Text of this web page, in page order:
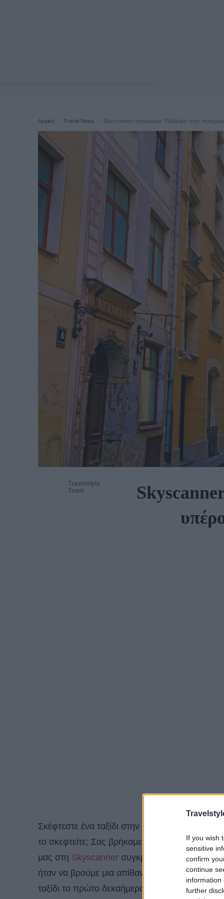
If you wish
sensitive
confirm
continue
information
further
Αρχική Travel News Skyscanner-προσφορά: Ταξιδέψτε στην
Travelstyle
Team
Σκέφτεστε ένα ταξίδι στην πραγματικά
το σκεφτείτε; Σας βρήκαμε την καλύτερη
μας στη Skyscanner συγκρίνοντας τις τιμές
ήταν να βρούμε μια απίθανη προσφορά από
ταξίδι το πρώτο δεκαήμερο του Δεκεμβρίου.